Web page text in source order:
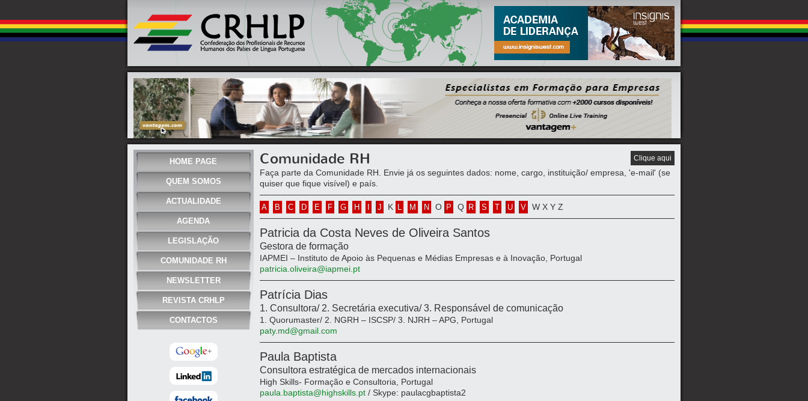
HOME PAGE
QUEM SOMOS
ACTUALIDADE
AGENDA
LEGISLAÇÃO
COMUNIDADE RH
NEWSLETTER
REVISTA CRHLP
CONTACTOS
Comunidade RH Clique aqui
Faça parte da Comunidade RH. Envie já os seguintes dados: nome, cargo, instituição/ empresa, 'e-mail' (se
quiser que fique visível) e país.
A B C D E F G H J K L M N O P Q R S T U V W X Y Z
Patricia da Costa Neves de Oliveira Santos
Gestora de formação
IAPMEI – Instituto de Apoio às Pequenas e Médias Empresas e à Inovação, Portugal
patricia.oliveira@iapmei.pt
Patrícia Dias
1. Consultora/ 2. Secretária executiva/ 3. Responsável de comunicação
1. Quorumaster/ 2. NGRH – ISCSP/ 3. NJRH – APG, Portugal
paty.md@gmail.com
Paula Baptista
Consultora estratégica de mercados internacionais
High Skills- Formação e Consultoria, Portugal
paula.baptista@highskills.pt / Skype: paulacgbaptista2